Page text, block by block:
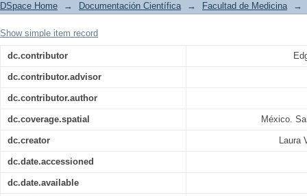
Capacidad predictiva del
días en adultos con
50
DSpace Home → Documentación Científica → Facultad de Medicina →
Show simple item record
dc.contributor
dc.contributor.advisor
dc.contributor.author
dc.coverage.spatial México.
dc.creator Laura
dc.date.accessioned
dc.date.available